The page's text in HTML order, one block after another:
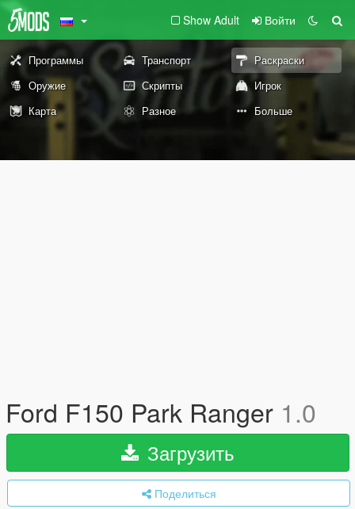
Show Adult Войти
Программы Транспорт
Раскраски
Оружие
Скрипты
Игрок
Карта
Разное Больше
Ford F150 Park Ranger 1.0
Загрузить
Поделиться